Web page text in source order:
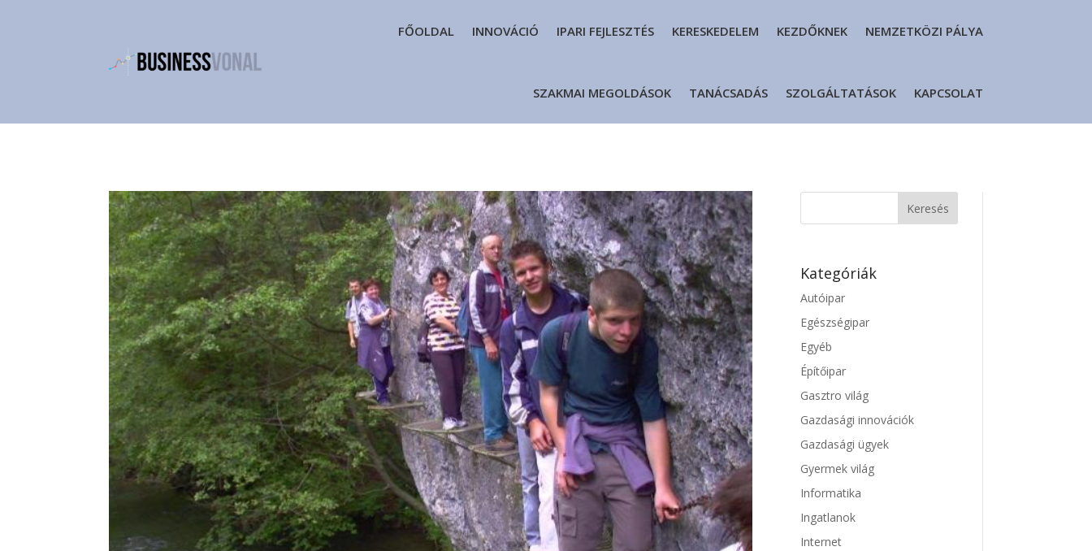
FŐOLDAL INNOVÁCIÓ IPARI FEJLESZTÉS KERESKEDELEM KEZDŐKNEK NEMZETKÖZI PÁLYA
SZAKMAI MEGOLDÁSOK TANÁCSADÁS SZOLGÁLTATÁSOK KAPCSOLAT
Kategóriák
Autóipar
Egészségipar
Egyéb
Építőipar
Gasztro világ
Gazdasági innovációk
Gazdasági ügyek
Gyermek világ
Informatika
Ingatlanok
Internet